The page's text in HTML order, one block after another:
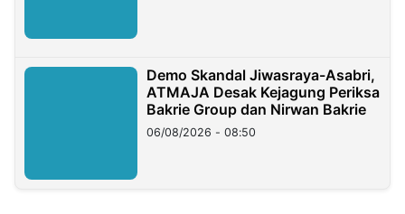
Demo Skandal Jiwasraya-Asabri,
ATMAJA Desak Kejagung Periksa
Bakrie Group dan Nirwan Bakrie
06/08/2026 - 08:50